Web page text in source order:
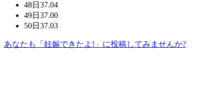
48日 37.04
49日 37.00
50日 37.03
あなたも「妊娠できたよ!」に投稿してみませんか?